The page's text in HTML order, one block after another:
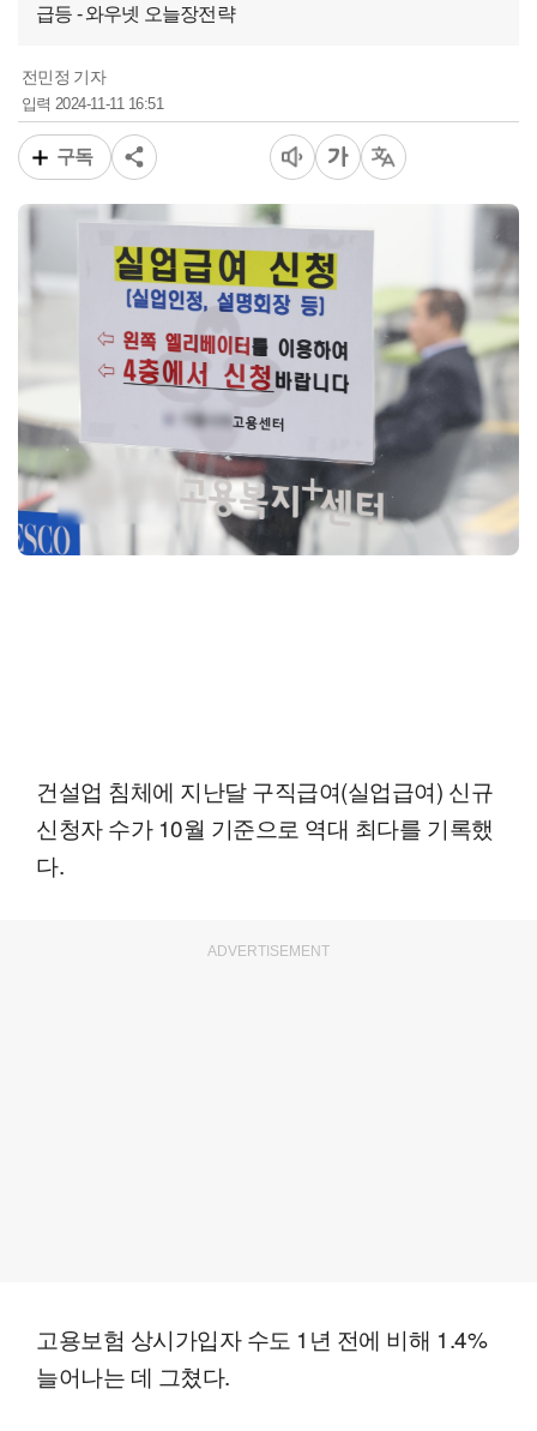
급등 - 와우넷 오늘장전략
전민정 기자
입력2024-11-11 16:51
구독
건설업 침체에 지난달 구직급여(실업급여) 신규
신청자 수가 10월 기준으로 역대 최다를 기록했
다.
ADVERTISEMENT
고용보험 상시가입자 수도 1년 전에 비해 1.4%
늘어나는 데 그쳤다.